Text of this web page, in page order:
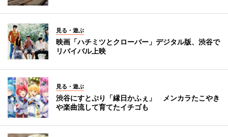
見る・遊ぶ
映画「ハチミツとクローバー」デジタル版、渋谷で
リバイバル上映
見る・遊ぶ
渋谷にすとぷり「縁日かふぇ」 メンカラたこやき
や楽曲流して育てたイチゴも